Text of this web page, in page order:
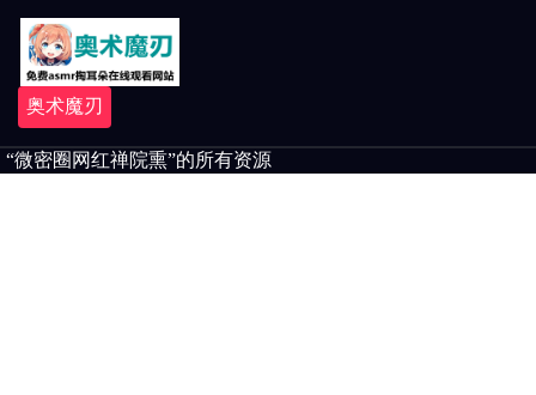
奥术魔刃
“微密圈网红禅院熏”的所有资源